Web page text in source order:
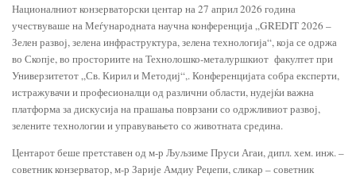
Националниот конзерваторски центар на 27 април 2026 година
учествуваше на Меѓународната научна конференција „GREDIT 2026 –
Зелен развој, зелена инфраструктура, зелена технологија“, која се одржа
во Скопје, во просториите на Технолошко-металуршкиот факултет при
Универзитетот „Св. Кирил и Методиј“,. Конференцијата собра експерти,
истражувачи и професионалци од различни области, нудејќи важна
платформа за дискусија на прашања поврзани со одржливиот развој,
зелените технологии и управувањето со животната средина.
Центарот беше претставен од м-р Љуљзиме Пруси Агаи, дипл. хем. инж. –
советник конзерватор, м-р Зарије Амдиу Реџепи, сликар – советник